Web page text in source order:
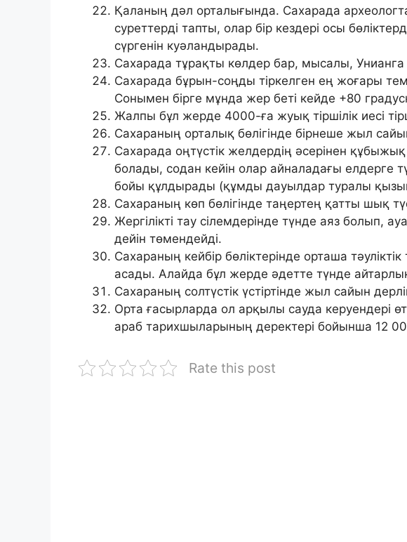
Қаланың дәл орталығында. Сахарада
суреттерді тапты, олар бір кездері осы
сүргенін куәландырады.
Сахарада тұрақты көлдер бар, мысалы,
Сахарада бұрын-соңды тіркелген ең жоғары
Сонымен бірге мұнда жер беті кейде +80
Жалпы бұл жерде 4000-ға жуық тіршілік иесі
Сахараның орталық бөлігінде бірнеше жыл
Сахарада оңтүстік желдердің әсерінен
болады, содан кейін олар айналадағы елдерге
бойы құлдырады (құмды дауылдар туралы
Сахараның көп бөлігінде таңертең қатты шық
Жергілікті тау сілемдерінде түнде аяз болып,
дейін төмендейді.
Сахараның кейбір бөліктерінде орташа
асады. Алайда бұл жерде әдетте түнде
Сахараның солтүстік үстіртінде жыл сайын
Орта ғасырларда ол арқылы сауда керуендері
араб тарихшыларының деректері бойынша 12
Rate this post